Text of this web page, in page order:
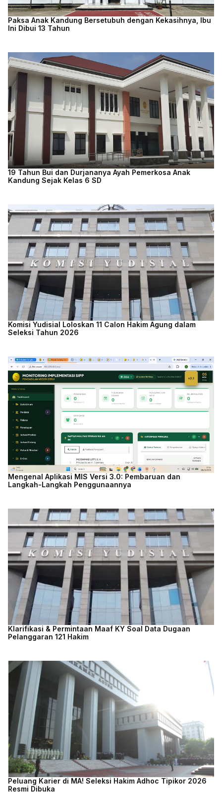
Paksa Anak Kandung Bersetubuh dengan Kekasihnya, Ibu
Ini Dibui 13 Tahun
19 Tahun Bui dan Durjananya Ayah Pemerkosa Anak
Kandung Sejak Kelas 6 SD
Komisi Yudisial Loloskan 11 Calon Hakim Agung dalam
Seleksi Tahun 2026
Mengenal Aplikasi MIS Versi 3.0: Pembaruan dan
Langkah-Langkah Penggunaannya
Klarifikasi & Permintaan Maaf KY Soal Data Dugaan
Pelanggaran 121 Hakim
Peluang Karier di MA! Seleksi Hakim Adhoc Tipikor 2026
Resmi Dibuka